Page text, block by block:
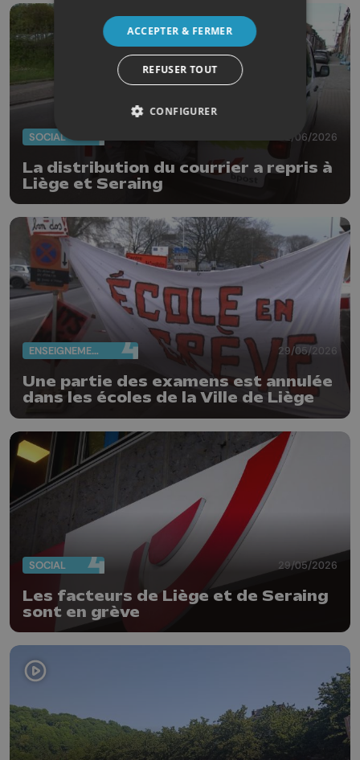
SOCIAL 01/06/2026
La distribution du courrier a repris à
Liège et Seraing
ENSEIGNEMENT 29/05/2026
Une partie des examens est annulée
dans les écoles de la Ville de Liège
SOCIAL 29/05/2026
Les facteurs de Liège et de Seraing
sont en grève
ACCEPTER & FERMER
REFUSER TOUT
CONFIGURER